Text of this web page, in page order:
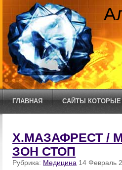
ГЛАВНАЯ САЙТЫ КОТОРЫЕ
Х.МАЗАФРЕСТ /
ЗОН СТОП
Рубрика: Медицина 14 Февраль